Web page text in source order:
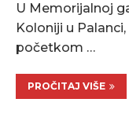
U Memorijalnoj
Koloniji u
početkom …
PROČITAJ VIŠE